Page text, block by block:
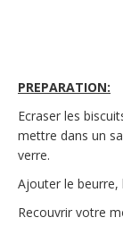
PREPARATION:
Ecraser les
mettre dans un
verre.
Ajouter le beurre,
Recouvrir votre